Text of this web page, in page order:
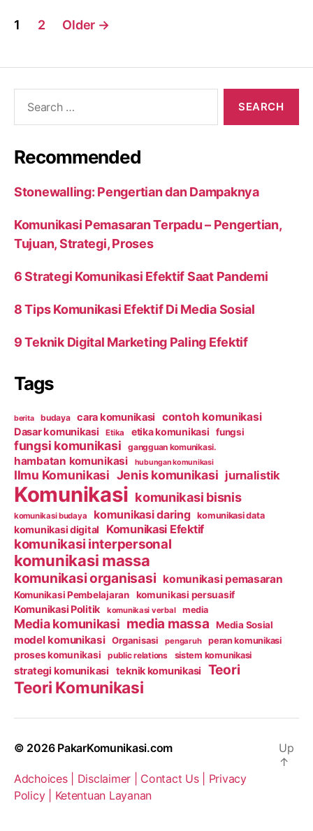
Posts
1 2 Older →
Recommended
Stonewalling: Pengertian dan Dampaknya
Komunikasi Pemasaran Terpadu – Pengertian,
Tujuan, Strategi, Proses
6 Strategi Komunikasi Efektif Saat Pandemi
8 Tips Komunikasi Efektif Di Media Sosial
9 Teknik Digital Marketing Paling Efektif
Tags
berita budaya cara komunikasi contoh komunikasi
Dasar komunikasi Etika etika komunikasi fungsi
fungsi komunikasi gangguan komunikasi.
hambatan komunikasi hubungan komunikasi
Ilmu Komunikasi Jenis komunikasi jurnalistik
Komunikasi komunikasi bisnis
komunikasi budaya komunikasi daring komunikasi data
komunikasi digital Komunikasi Efektif
komunikasi interpersonal
komunikasi massa
komunikasi organisasi komunikasi pemasaran
Komunikasi Pembelajaran komunikasi persuasif
Komunikasi Politik komunikasi verbal media
Media komunikasi media massa Media Sosial
model komunikasi Organisasi pengaruh peran komunikasi
proses komunikasi public relations sistem komunikasi
strategi komunikasi teknik komunikasi Teori
Teori Komunikasi
© 2026 PakarKomunikasi.com
Adchoices | Disclaimer | Contact Us | Privacy
Policy | Ketentuan Layanan
Up
↑